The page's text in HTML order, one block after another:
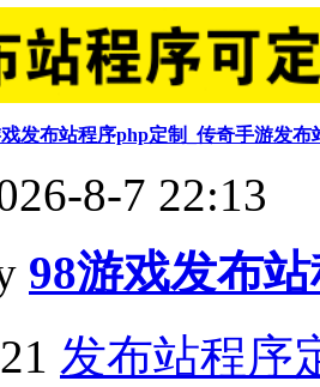
发布站程序php定制_传奇手游发
8-7 22:13
98游戏发布
发布站程序